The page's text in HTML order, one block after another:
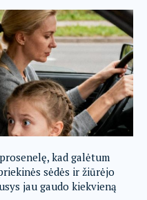
kad galėtum
sėdės ir žiūrėjo
jau gaudo kiekvieną